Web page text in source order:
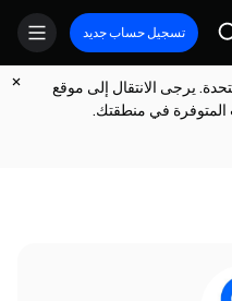
تسجيل حساب جديد
يرجى الانتقال إلى موقع
المتوفرة في منطقتك.